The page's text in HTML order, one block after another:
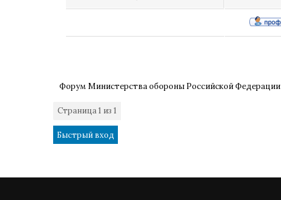
Форум Министерства обороны Российской Федерации
Страница1 из 1